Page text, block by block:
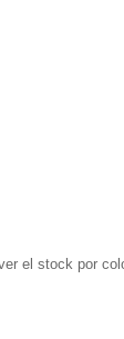
el stock por